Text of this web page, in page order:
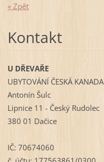
« Zpět
Kontakt
U DŘEVAŘE
UBYTOVÁNÍ ČESKÁ KANADA
Antonín Šulc
Lipnice 11 - Český Rudolec
380 01 Dačice
IČ: 70674060